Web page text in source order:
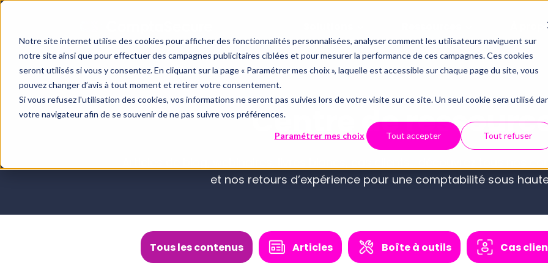
Notre site internet utilise des cookies pour afficher des fonctionnalités personnalisées, analyser comment les utilisateurs naviguent sur
notre site ainsi que pour effectuer des campagnes publicitaires ciblées et pour mesurer la performance de ces campagnes. Ces cookies
seront utilisés si vous y consentez. En cliquant sur la page « Paramétrer mes choix », laquelle est accessible sur chaque page du site, vous
pouvez changer d’avis à tout moment et retirer votre consentement.
Si vous refusez l'utilisation des cookies, vos informations ne seront pas suivies lors de votre visite sur ce site. Un seul cookie sera utilisé
votre navigateur afin de se souvenir de ne pas suivre vos préférences.
Paramétrer mes choix Tout accepter Tout refuser
Offres
Examen de Conformité
Full audit
API
Nous
Webinaires Centre d'aide
Par
Le contrôle
Tout savoir
Data et
À
Qui
Sécurité
Centre de
Articles de blog, webinaires, livres blancs, cas clients… découvrez tous nos
et nos retours d’expérience pour une comptabilité sous
Tous les contenus Articles Boîte à outils Cas